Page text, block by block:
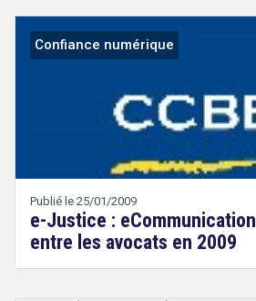
Confiance numérique
Publié le 25/01/2009
e-Justice :
entre les avocats en 2009